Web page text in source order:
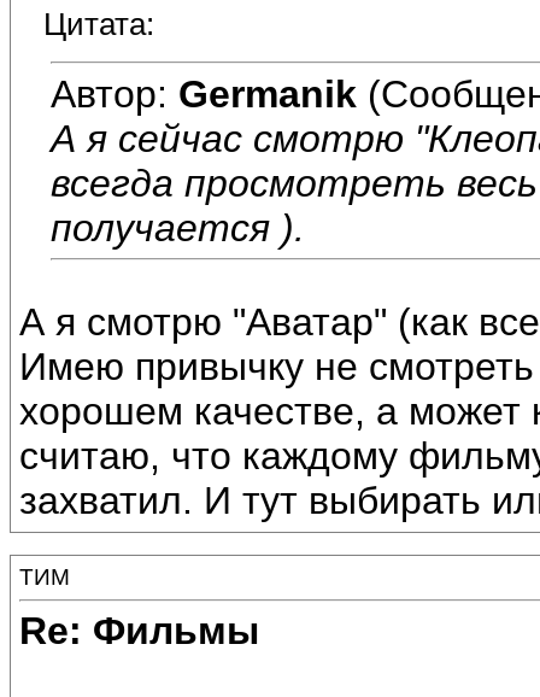
Цитата:
Автор: Germanik
А я сейчас смотрю
всегда просмотреть
получается ).
А я смотрю "Аватар" (как
Имею привычку не
хорошем качестве, а может
считаю, что каждому
захватил. И тут выбирать
ТИМ
Re: Фильмы